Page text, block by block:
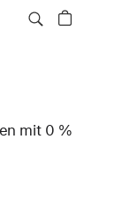
mit 0 %